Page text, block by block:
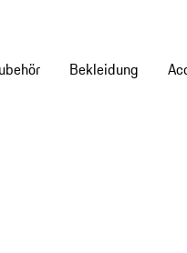
Bekleidung